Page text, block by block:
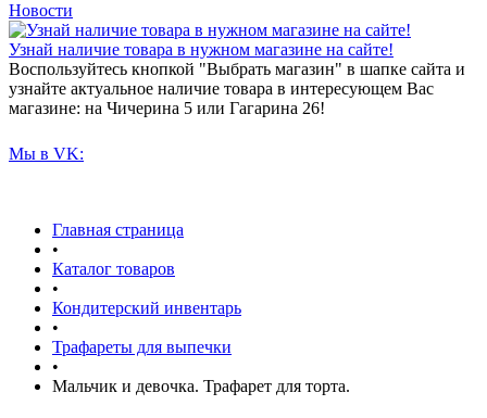
Новости
Узнай наличие товара в нужном магазине на сайте!
Воспользуйтесь кнопкой "Выбрать магазин" в шапке сайта и
узнайте актуальное наличие товара в интересующем Вас
магазине: на Чичерина 5 или Гагарина 26!
Мы в VK:
Главная страница
•
Каталог товаров
•
Кондитерский инвентарь
•
Трафареты для выпечки
•
Мальчик и девочка. Трафарет для торта.